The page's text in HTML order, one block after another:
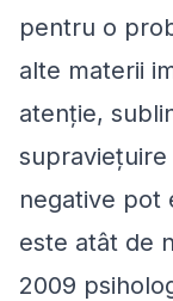
pentru o
alte materii
atenție,
negative pot
este atât de
2009